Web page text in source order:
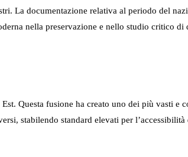
La documentazione relativa al periodo del
nella preservazione e nello studio critico di
Questa fusione ha creato uno dei più vasti e
stabilendo standard elevati per l’accessibilità